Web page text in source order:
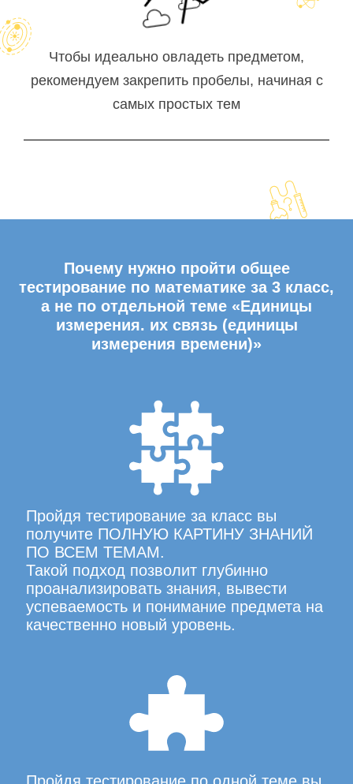
Чтобы идеально овладеть предметом,
рекомендуем закрепить пробелы, начиная с
самых простых тем
Почему нужно пройти общее
тестирование по математике за 3 класс,
а не по отдельной теме «Единицы
измерения. их связь (единицы
измерения времени)»
Пройдя тестирование за класс вы
получите ПОЛНУЮ КАРТИНУ ЗНАНИЙ
ПО ВСЕМ ТЕМАМ.
Такой подход позволит глубинно
проанализировать знания, вывести
успеваемость и понимание предмета на
качественно новый уровень.